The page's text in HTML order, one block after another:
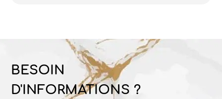
BESOIN
D'INFORMATIONS ?